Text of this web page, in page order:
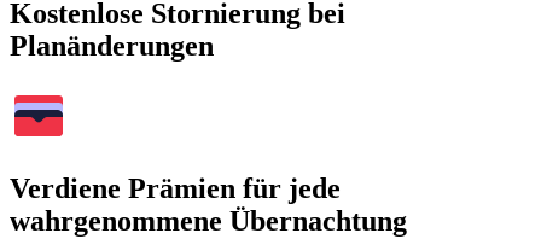
Kostenlose Stornierung bei
Planänderungen
Verdiene Prämien für jede
wahrgenommene Übernachtung